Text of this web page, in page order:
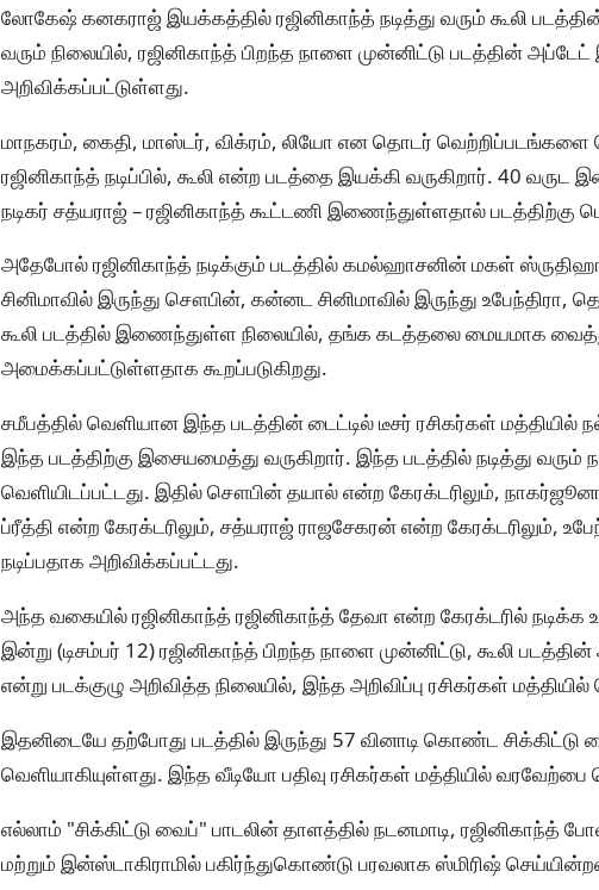
லோகேஷ் கனகராஜ் இயக்கத்தில் ரஜினிகாந்த் நடித்து வரும் கூலி படத்தின்
வரும் நிலையில், ரஜினிகாந்த் பிறந்த நாளை முன்னிட்டு படத்தின் அப்டேட்
அறிவிக்கப்பட்டுள்ளது.
மாநகரம், கைதி, மாஸ்டர், விக்ரம், லியோ என தொடர்
ரஜினிகாந்த் நடிப்பில், கூலி என்ற படத்தை இயக்கி வருகிறார். 40 வருட
நடிகர் சத்யராஜ் – ரஜினிகாந்த் கூட்டணி இணைந்துள்ளதால் படத்திற்கு
அதேபோல் ரஜினிகாந்த் நடிக்கும் படத்தில் கமல்ஹாசனின் மகள்
சினிமாவில் இருந்து சௌபின், கன்னட சினிமாவில் இருந்து உபேந்திரா,
கூலி படத்தில் இணைந்துள்ள நிலையில், தங்க கடத்தலை மையமாக
அமைக்கப்பட்டுள்ளதாக கூறப்படுகிறது.
சமீபத்தில் வெளியான இந்த படத்தின் டைட்டில் டீசர் ரசிகர்கள் மத்தியில்
இந்த படத்திற்கு இசையமைத்து வருகிறார். இந்த படத்தில் நடித்து வரும்
வெளியிடப்பட்டது. இதில் சௌபின் தயால் என்ற கேரக்டரிலும்,
ப்ரீத்தி என்ற கேரக்டரிலும், சத்யராஜ் ராஜசேகரன் என்ற கேரக்டரிலும்,
நடிப்பதாக அறிவிக்கப்பட்டது.
அந்த வகையில் ரஜினிகாந்த் ரஜினிகாந்த் தேவா என்ற கேரக்டரில்
இன்று (டிசம்பர் 12) ரஜினிகாந்த் பிறந்த நாளை முன்னிட்டு, கூலி
என்று படக்குழு அறிவித்த நிலையில், இந்த அறிவிப்பு ரசிகர்கள் மத்தியில்
இதனிடையே தற்போது படத்தில் இருந்து 57 வினாடி கொண்ட சிக்கிட்டு
வெளியாகியுள்ளது. இந்த வீடியோ பதிவு ரசிகர்கள் மத்தியில் வரவேற்பை
எல்லாம் "சிக்கிட்டு வைப்" பாடலின் தாளத்தில் நடனமாடி, ரஜினிகாந்த்
மற்றும் இன்ஸ்டாகிராமில் பகிர்ந்துகொண்டு பரவலாக ஸ்மிரிஷ்